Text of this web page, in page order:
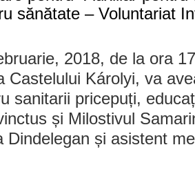
2018, de la ora
Castelului Károlyi, va
sanitarii pricepuți,
și Milostivul
Dindelegan și asistent